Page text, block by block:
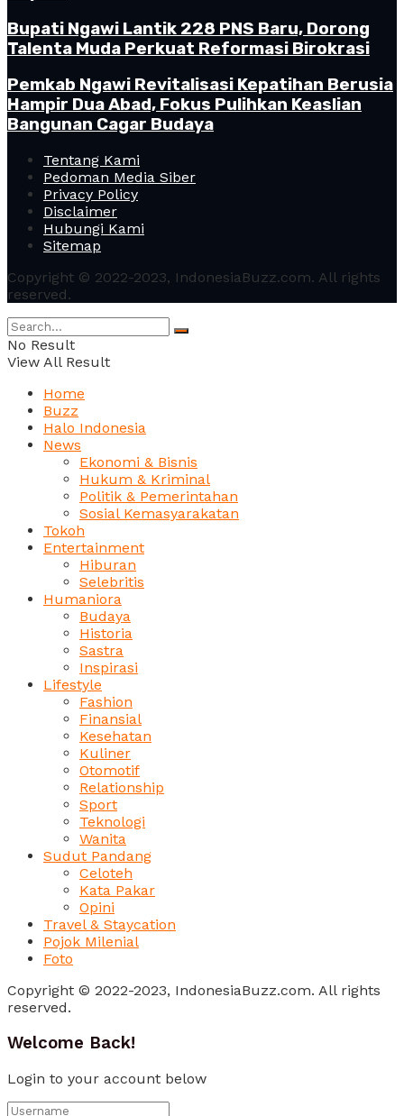
Bupati Ngawi Lantik 228 PNS Baru, Dorong
Talenta Muda Perkuat Reformasi Birokrasi
Pemkab Ngawi Revitalisasi Kepatihan Berusia
Hampir Dua Abad, Fokus Pulihkan Keaslian
Bangunan Cagar Budaya
Tentang Kami
Pedoman Media Siber
Privacy Policy
Disclaimer
Hubungi Kami
Sitemap
Copyright © 2022-2023, IndonesiaBuzz.com. All rights
reserved.
No Result
View All Result
Home
Buzz
Halo Indonesia
News
Ekonomi & Bisnis
Hukum & Kriminal
Politik & Pemerintahan
Sosial Kemasyarakatan
Tokoh
Entertainment
Hiburan
Selebritis
Humaniora
Budaya
Historia
Sastra
Inspirasi
Lifestyle
Fashion
Finansial
Kesehatan
Kuliner
Otomotif
Relationship
Sport
Teknologi
Wanita
Sudut Pandang
Celoteh
Kata Pakar
Opini
Travel & Staycation
Pojok Milenial
Foto
Copyright © 2022-2023, IndonesiaBuzz.com. All rights
reserved.
Welcome Back!
Login to your account below